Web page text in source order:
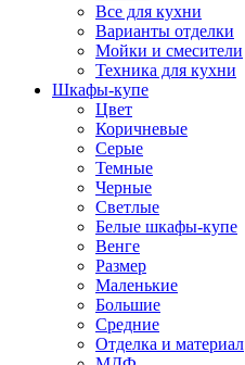
Все для кухни
Варианты отделки
Мойки и смесители
Техника для кухни
Шкафы-купе
Цвет
Коричневые
Серые
Темные
Черные
Светлые
Белые шкафы-купе
Венге
Размер
Маленькие
Большие
Средние
Отделка и материал